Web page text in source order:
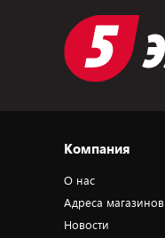
Компания
О нас
Адреса магазинов
Новости